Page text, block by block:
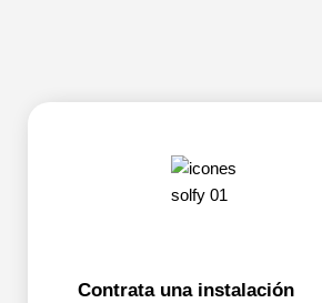
Contrata una instalación